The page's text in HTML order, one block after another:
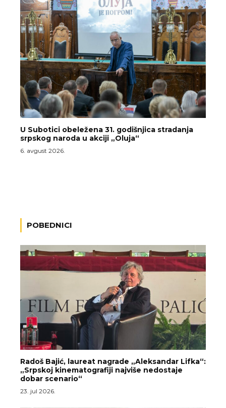
U Subotici obeležena 31. godišnjica stradanja
srpskog naroda u akciji „Oluja“
6. avgust 2026.
POBEDNICI
Radoš Bajić, laureat nagrade „Aleksandar Lifka“:
„Srpskoj kinematografiji najviše nedostaje
dobar scenario“
23. jul 2026.